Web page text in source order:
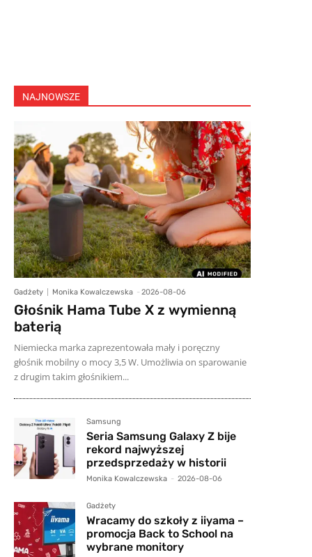
NAJNOWSZE
Gadżety Monika Kowalczewska - 2026-08-06
Głośnik Hama Tube X z wymienną
baterią
Niemiecka marka zaprezentowała mały i poręczny
głośnik mobilny o mocy 3,5 W. Umożliwia on sparowanie
z drugim takim głośnikiem...
Samsung
Seria Samsung Galaxy Z bije
rekord najwyższej
przedsprzedaży w historii
Monika Kowalczewska - 2026-08-06
Gadżety
Wracamy do szkoły z iiyama –
promocja Back to School na
wybrane monitory